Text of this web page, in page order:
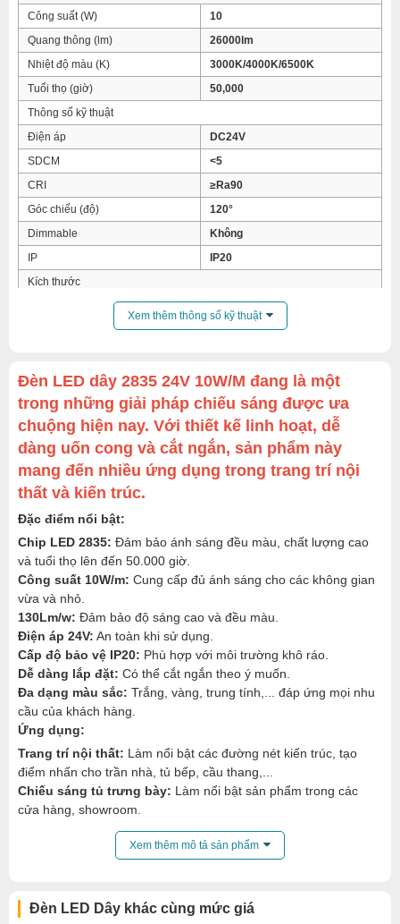
Công suất (W)
10
Quang thông (lm)
26000lm
Nhiệt độ màu (K)
3000K/4000K/6500K
Tuổi thọ (giờ)
50,000
Thông số kỹ thuật
Điện áp
DC24V
SDCM
<5
CRI
≥Ra90
Góc chiếu (độ)
120°
Dimmable
Không
IP
IP20
Kích thước
20000mm
8mm
Xem thêm thông số kỹ thuật
Đèn LED dây 2835 24V 10W/M đang là một
trong những giải pháp chiếu sáng được ưa
chuộng hiện nay. Với thiết kế linh hoạt, dễ
dàng uốn cong và cắt ngắn, sản phẩm này
mang đến nhiều ứng dụng trong trang trí nội
thất và kiến trúc.
Đặc điểm nổi bật:
Chip LED 2835: Đảm bảo ánh sáng đều màu, chất lượng cao
và tuổi thọ lên đến 50.000 giờ.
Công suất 10W/m: Cung cấp đủ ánh sáng cho các không gian
vừa và nhỏ.
130Lm/w: Đảm bảo độ sáng cao và đều màu.
Điện áp 24V: An toàn khi sử dụng.
Cấp độ bảo vệ IP20: Phù hợp với môi trường khô ráo.
Dễ dàng lắp đặt: Có thể cắt ngắn theo ý muốn.
Đa dạng màu sắc: Trắng, vàng, trung tính,... đáp ứng mọi nhu
cầu của khách hàng.
Ứng dụng:
Trang trí nội thất: Làm nổi bật các đường nét kiến trúc, tạo
điểm nhấn cho trần nhà, tủ bếp, cầu thang,...
Chiếu sáng tủ trưng bày: Làm nổi bật sản phẩm trong các
cửa hàng, showroom.
Đèn LED Dây 24v,Đèn LED Dây thanh nhôm
Đèn LED Dây tủ trưng bày,
Xem thêm mô tả sản phẩm
Đèn LED Dây khác cùng mức giá